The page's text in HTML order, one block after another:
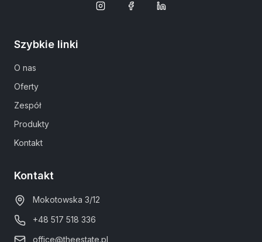
Szybkie linki
O nas
Oferty
Zespół
Produkty
Kontakt
Kontakt
Mokotowska 3/12
+48 517 518 336
office@theestate.pl